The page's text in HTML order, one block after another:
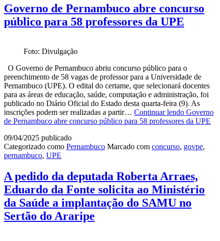
Governo de Pernambuco abre concurso
público para 58 professores da UPE
Foto: Divulgação
O Governo de Pernambuco abriu concurso público para o
preenchimento de 58 vagas de professor para a Universidade de
Pernambuco (UPE). O edital do certame, que selecionará docentes
para as áreas de educação, saúde, computação e administração, foi
publicado no Diário Oficial do Estado desta quarta-feira (9). As
inscrições podem ser realizadas a partir… Continuar lendo Governo
de Pernambuco abre concurso público para 58 professores da UPE
09/04/2025 publicado
Categorizado como Pernambuco Marcado com concurso, govpe,
pernambuco, UPE
A pedido da deputada Roberta Arraes,
Eduardo da Fonte solicita ao Ministério
da Saúde a implantação do SAMU no
Sertão do Araripe